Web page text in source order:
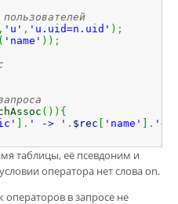
, 'u' , 'u.uid=n.uid' ) ;
( 'name' ) ) ;
( ) ) {
. ' -> ' . $rec 'name' .
таблицы, её псевдоним и
оператора нет слова on.
в запросе не